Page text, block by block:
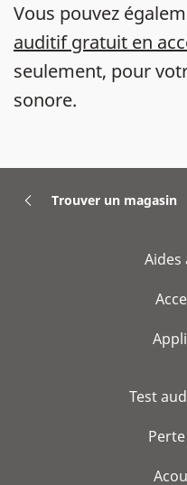
Vous pouvez
auditif gratuit en
seulement, pour
sonore.
Trouver un magasin
Aides
Test